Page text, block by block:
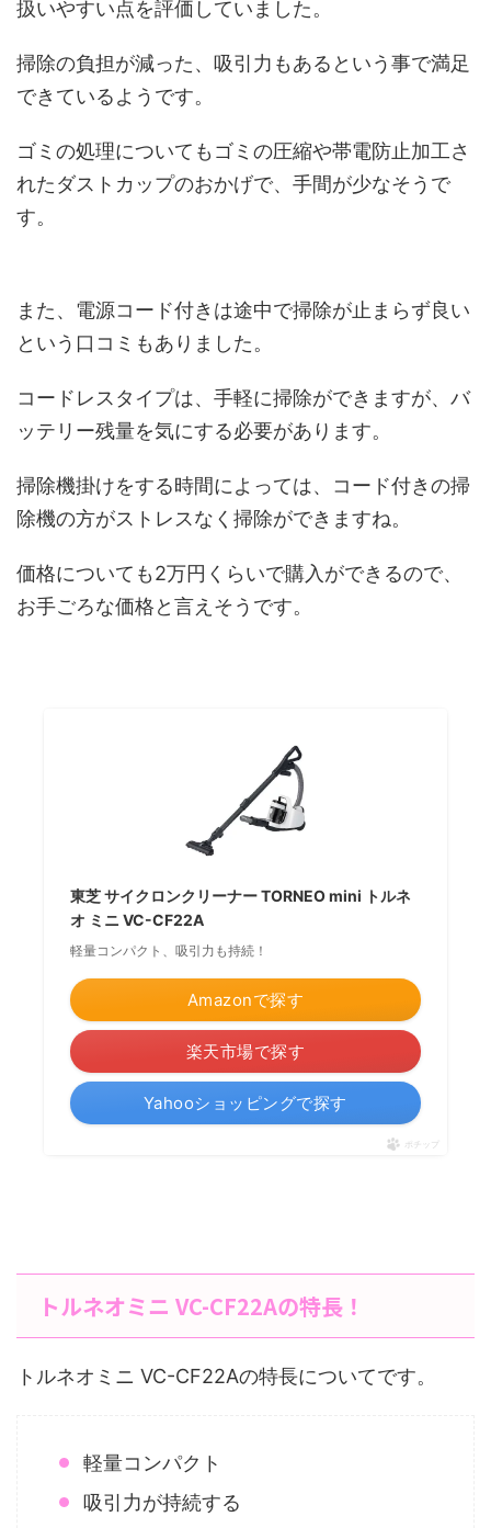
扱いやすい点を評価していました。
掃除の負担が減った、吸引力もあるという事で満足
できているようです。
ゴミの処理についてもゴミの圧縮や帯電防止加工さ
れたダストカップのおかげで、手間が少なそうで
す。
また、電源コード付きは途中で掃除が止まらず良い
という口コミもありました。
コードレスタイプは、手軽に掃除ができますが、バ
ッテリー残量を気にする必要があります。
掃除機掛けをする時間によっては、コード付きの掃
除機の方がストレスなく掃除ができますね。
価格についても2万円くらいで購入ができるので、
お手ごろな価格と言えそうです。
東芝 サイクロンクリーナー TORNEO mini トルネ
オ ミニ VC-CF22A
軽量コンパクト、吸引力も持続！
Amazonで探す
楽天市場で探す
Yahooショッピングで探す
ポチップ
トルネオミニ VC-CF22Aの特長！
トルネオミニ VC-CF22Aの特長についてです。
軽量コンパクト
吸引力が持続する